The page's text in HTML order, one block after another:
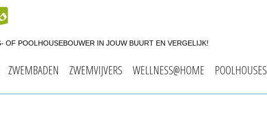
POOLHOUSEBOUWER IN JOUW BUURT EN VERGELIJK!
ZWEMBADEN ZWEMVIJVERS WELLNESS@HOME POOLHOUSES